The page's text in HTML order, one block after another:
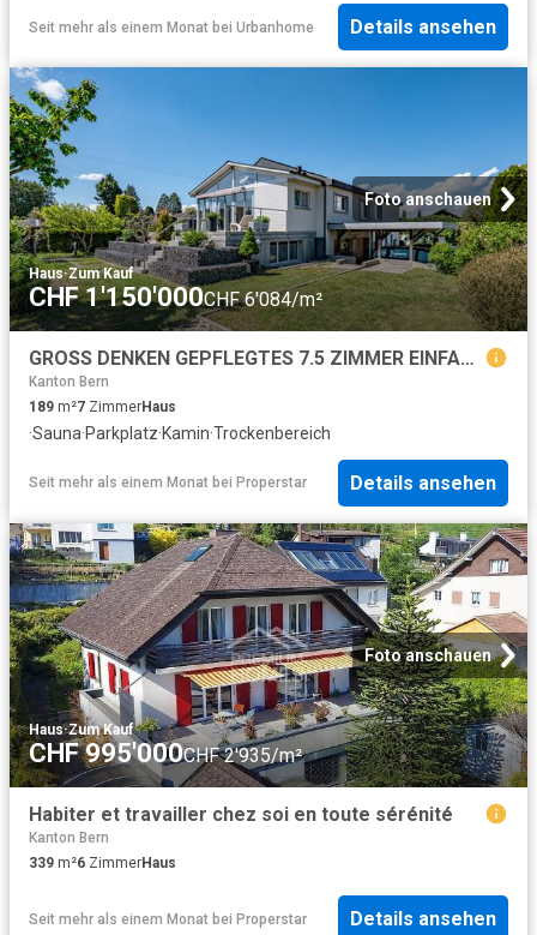
Seit mehr als einem Monat bei Urbanhome Details ansehen
Foto anschauen
Haus·Zum Kauf
CHF 1'150'000CHF 6'084/m²
GROSS DENKEN GEPFLEGTES 7.5 ZIMMER EINFAMILIENHAUS
Kanton Bern
189 m²7 ZimmerHaus
·Sauna·Parkplatz·Kamin·Trockenbereich
Seit mehr als einem Monat bei Properstar Details ansehen
Foto anschauen
Haus·Zum Kauf
CHF 995'000CHF 2'935/m²
Habiter et travailler chez soi en toute sérénité
Kanton Bern
339 m²6 ZimmerHaus
Seit mehr als einem Monat bei Properstar Details ansehen